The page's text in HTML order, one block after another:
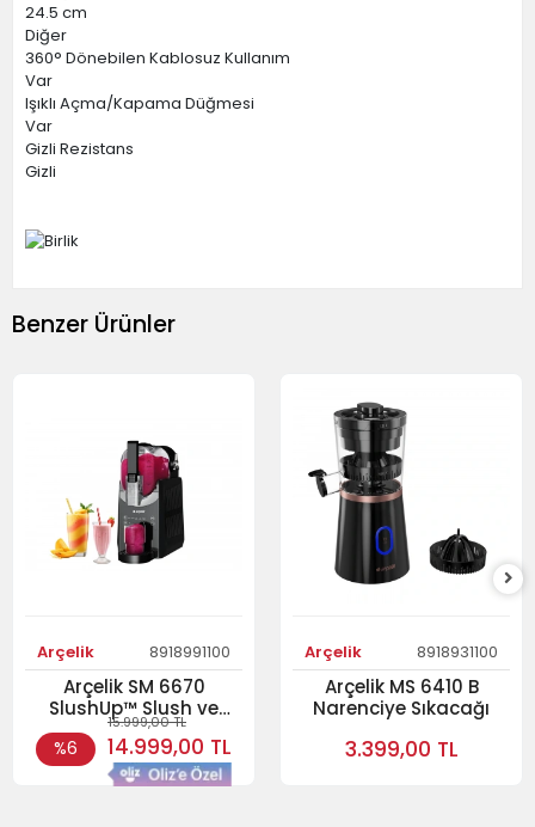
24.5 cm
Diğer
360° Dönebilen Kablosuz Kullanım
Var
Işıklı Açma/Kapama Düğmesi
Var
Gizli Rezistans
Gizli
Benzer Ürünler
Arçelik 8918991100
Arçelik SM 6670
SlushUp™ Slush ve
Buzlu İçecek Makineleri
%6
15.999,00 TL
14.999,00 TL
Arçelik 8918931100
Arçelik MS 6410 B
Narenciye Sıkacağı
3.399,00 TL